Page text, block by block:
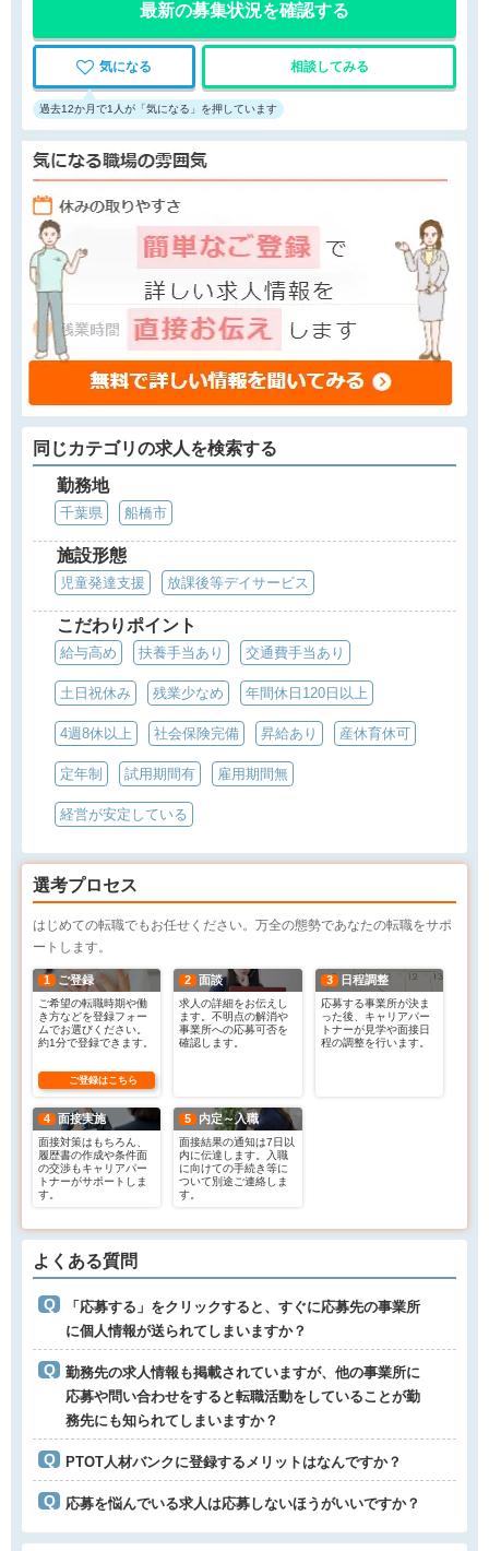
最新の募集状況を確認する
気になる 相談してみる
過去12か月で1人が「気になる」を押しています
同じカテゴリの求人を検索する
勤務地
千葉県 船橋市
施設形態
児童発達支援 放課後等デイサービス
こだわりポイント
給与高め 扶養手当あり 交通費手当あり
土日祝休み 残業少なめ 年間休日120日以上
4週8休以上 社会保険完備 昇給あり 産休育休可
定年制 試用期間有 雇用期間無
経営が安定している
選考プロセス
はじめての転職でもお任せください。万全の態勢であなたの転職をサポ
ートします。
1 ご登録
ご希望の転職時期や働
き方などを登録フォー
ムでお選びください。
約1分で登録できます。
ご登録はこちら
2 面談
求人の詳細をお伝えし
ます。不明点の解消や
事業所への応募可否を
確認します。
3 日程調整
応募する事業所が決ま
った後、キャリアパー
トナーが見学や面接日
程の調整を行います。
4 面接実施
面接対策はもちろん、
履歴書の作成や条件面
の交渉もキャリアパー
トナーがサポートしま
す。
5 内定～入職
面接結果の通知は7日以
内に伝達します。入職
に向けての手続き等に
ついて別途ご連絡しま
す。
よくある質問
「応募する」をクリックすると、すぐに応募先の事業所
に個人情報が送られてしまいますか？
勤務先の求人情報も掲載されていますが、他の事業所に
応募や問い合わせをすると転職活動をしていることが勤
務先にも知られてしまいますか？
PTOT人材バンクに登録するメリットはなんですか？
応募を悩んでいる求人は応募しないほうがいいですか？